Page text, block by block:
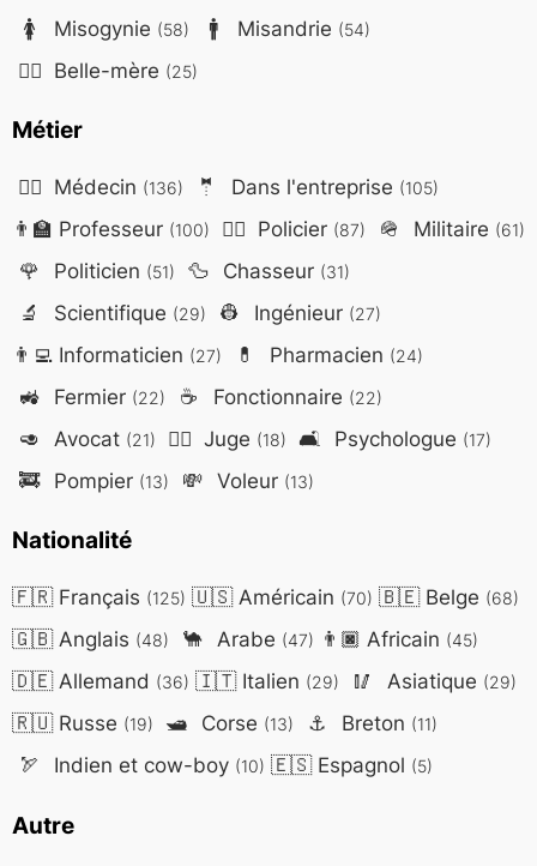
🚺 Misogynie (58) 🚹 Misandrie (54)
🤷‍♀️ Belle-mère (25)
Métier
👨‍⚕️ Médecin (136) 🤵 Dans l'entreprise (105)
👨‍🏫 Professeur (100) 👮‍♂️ Policier (87) 🪖 Militaire (61)
🌹 Politicien (51) 🦆 Chasseur (31)
🔬 Scientifique (29) 👷 Ingénieur (27)
👨‍💻Informaticien (27) 💊 Pharmacien (24)
🚜 Fermier (22) ☕ Fonctionnaire (22)
🥑 Avocat (21) 👨‍⚖️ Juge (18) 🛋️ Psychologue (17)
🚒 Pompier (13) 💸 Voleur (13)
Nationalité
🇫🇷Français (125) 🇺🇸Américain (70) 🇧🇪Belge (68)
🇬🇧Anglais (48) 🐪 Arabe (47) 👨🏿 Africain (45)
🇩🇪Allemand (36) 🇮🇹Italien (29) 🥢 Asiatique (29)
🇷🇺Russe (19) 🛥️ Corse (13) ⚓ Breton (11)
🏹 Indien et cow-boy (10) 🇪🇸Espagnol (5)
Autre